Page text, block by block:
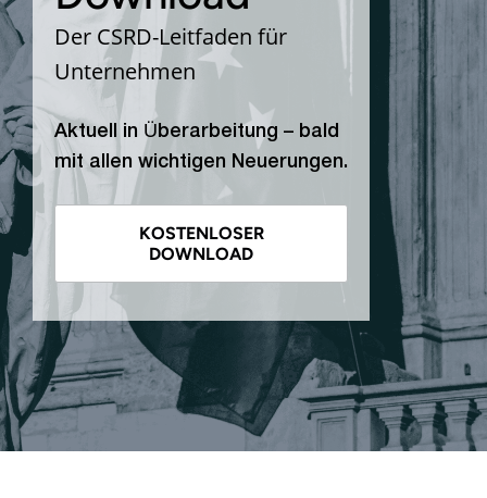
Der CSRD-Leitfaden für
Unternehmen
Aktuell in Überarbeitung – bald
mit allen wichtigen Neuerungen.
KOSTENLOSER
DOWNLOAD